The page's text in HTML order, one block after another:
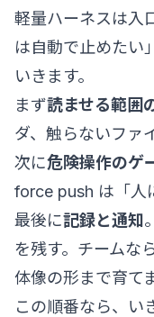
軽量ハーネスは入
は自動で止めたい
いきます。
まず読ませる範囲
ダ、触らないファ
次に危険操作のゲ
force push は「人
最後に記録と通知
を残す。チームな
体像の形まで育て
この順番なら、い